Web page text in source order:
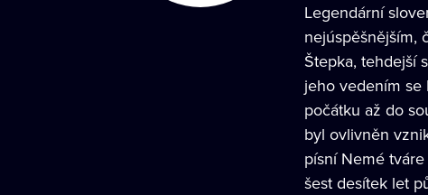
Legendární
nejúspěšnějším,
Štepka, tehdejší
jeho vedením se
počátku až do
byl ovlivněn
písní Nemé
šest desítek let